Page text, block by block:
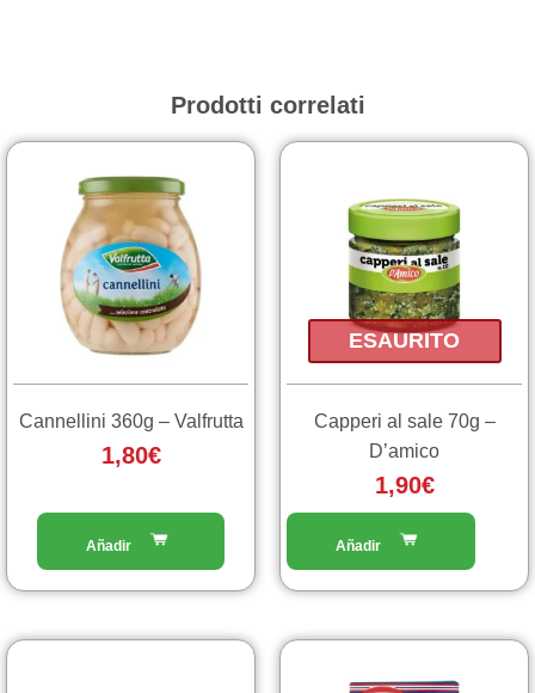
Prodotti correlati
Cannellini 360g – Valfrutta
1,80€
ESAURITO
Capperi al sale 70g –
D’amico
1,90€
Fascia